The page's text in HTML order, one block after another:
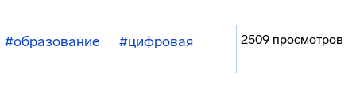
#образование #цифровая 2509 просмотров